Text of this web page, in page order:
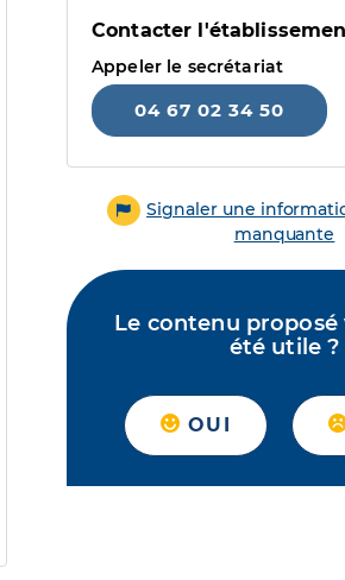
Contacter
Appeler le secrétariat
04 67 02 34 50
Signaler une
manquante
Le contenu proposé
été utile ?
OUI